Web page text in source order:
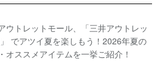
ウトレットモール、「三井アウトレッ
でアツイ夏を楽しもう！2026年夏の
オススメアイテムを一挙ご紹介！